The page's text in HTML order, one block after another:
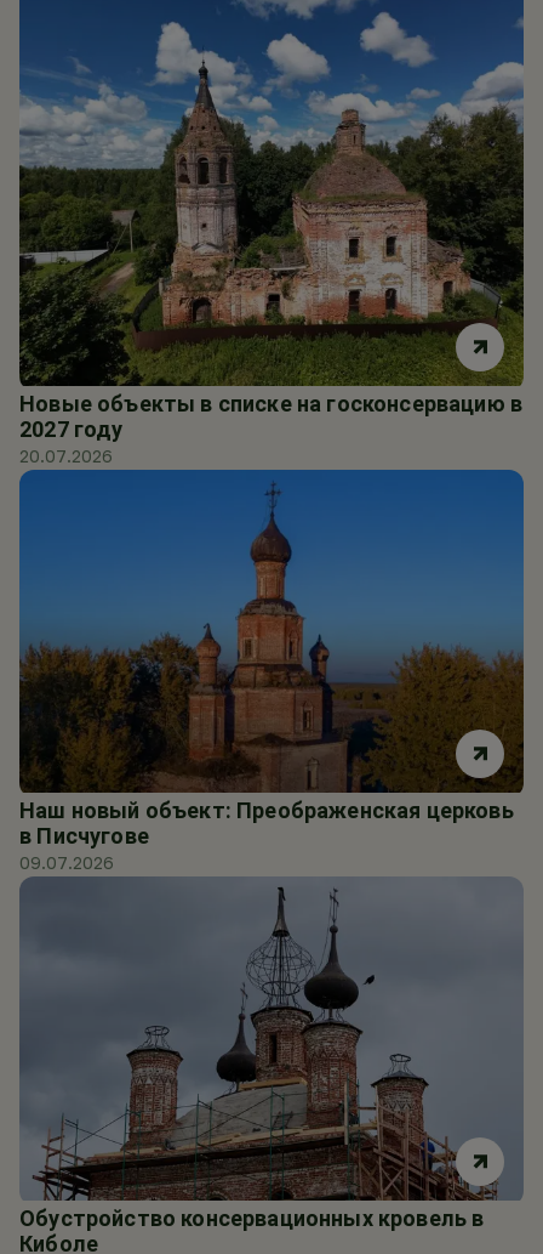
Новые объекты в списке на госконсервацию в
2027 году
20.07.2026
Наш новый объект: Преображенская церковь
в Писчугове
09.07.2026
Обустройство консервационных кровель в
Киболе